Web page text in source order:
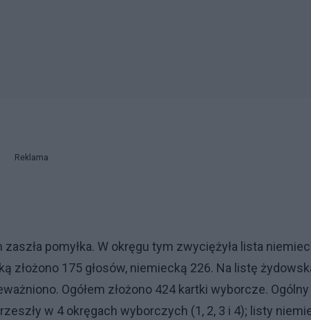
Reklama
pomyłka. W okręgu tym zwyciężyła lista
złożono 175 głosów, niemiecką 226. Na listę
Ogółem złożono 424 kartki wyborcze. Ogólny
w 4 okręgach wyborczych (1, 2, 3 i 4); listy